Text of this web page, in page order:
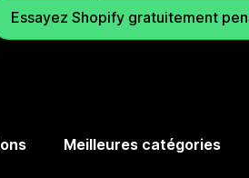
Essayez Shopify gratuitement
Meilleures catégories